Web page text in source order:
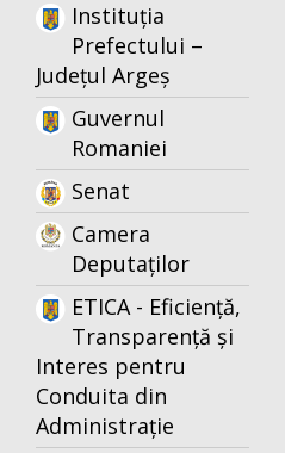
Instituția
Prefectului –
Județul Argeș
Guvernul
Romaniei
Senat
Camera
Deputaților
ETICA - Eficiență,
Transparență și
Interes pentru
Conduita din
Administrație